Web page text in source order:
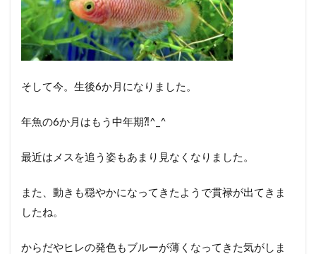
そして今。生後6か月になりました。
年魚の6か月はもう中年期⁈^_^
最近はメスを追う姿もあまり見なくなりました。
また、動きも穏やかになってきたようで貫禄が出てきま
したね。
からだやヒレの発色もブルーが薄くなってきた気がしま